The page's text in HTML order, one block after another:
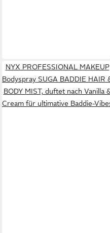
NYX PROFESSIONAL MAKEUP
Bodyspray SUGA BADDIE HAIR
BODY MIST, duftet nach Vanilla
Cream für ultimative Baddie-